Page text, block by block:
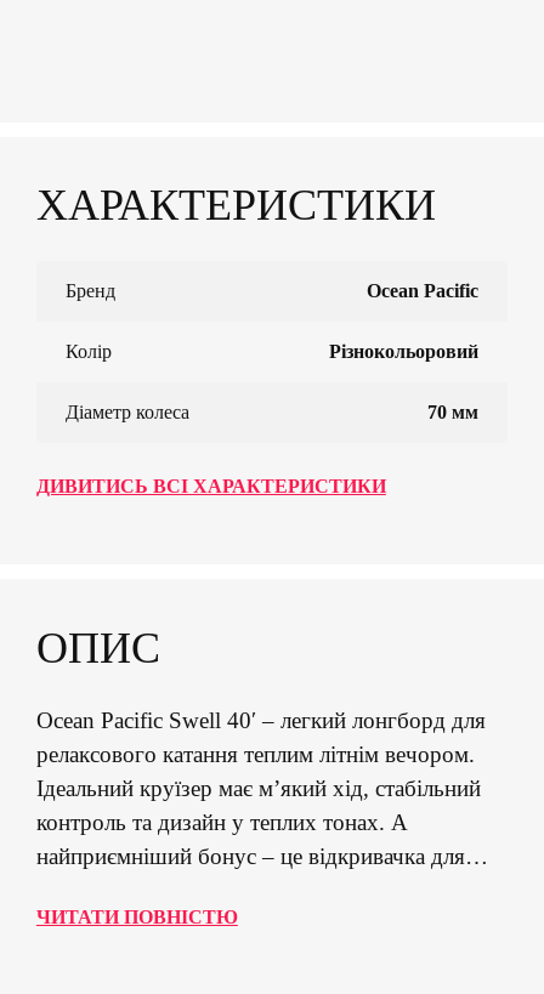
ХАРАКТЕРИСТИКИ
Бренд Ocean Pacific
Колір Різнокольоровий
Діаметр колеса 70 мм
ДИВИТИСЬ ВСІ ХАРАКТЕРИСТИКИ
ОПИС
Ocean Pacific Swell 40′ – легкий лонгборд для
релаксового катання теплим літнім вечором.
Ідеальний круїзер має м’який хід, стабільний
контроль та дизайн у теплих тонах. А
найприємніший бонус – це відкривачка для
Дека: 8 шарів клена 40 х 8,75 дюймів,
ЧИТАТИ ПОВНІСТЮ